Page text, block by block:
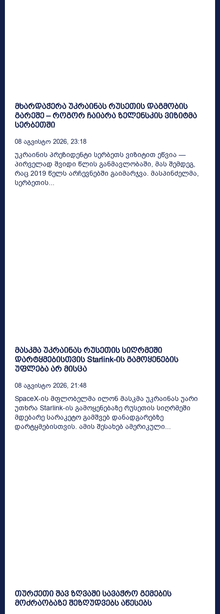
მხარდაჭერა უკრაინას რუსეთის დაგმობის
გარეშე – როგორ ჩაიარა ზელენსკის ვიზიტმა
სერბეთში
08 Აგვისტო 2026, 23:18
უკრაინის პრეზიდენტი სერბეთს ვიზიტით ეწვია —
პირველად შვიდი წლის განმავლობაში, მას შემდეგ,
რაც 2019 წელს არჩევნებში გაიმარჯვა. მასპინძელმა,
სერბეთის...
მასკმა უკრაინას რუსეთის სიღრმეში
დარტყმებისთვის Starlink-ის გამოყენების
უფლება არ მისცა
08 Აგვისტო 2026, 21:48
SpaceX-ის მფლობელმა ილონ მასკმა უკრაინას უარი
უთხრა Starlink-ის გამოყენებაზე რუსეთის სიღრმეში
მდებარე სარაკეტო გამშვებ დანადგარებზე
დარტყმებისთვის. ამის შესახებ ამერიკული...
თურქეთი შავ ზღვაში სავაჭრო გემების
მოძრაობაზე შეზღუდვებს აწესებს